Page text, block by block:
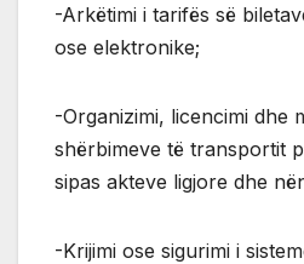
-Arkëtimi i tarifës së
ose elektronike;
-Organizimi, licencimi dhe
shërbimeve të transportit
sipas akteve ligjore dhe
-Krijimi ose sigurimi i